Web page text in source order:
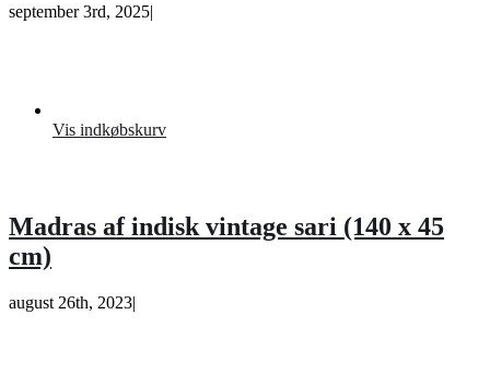
september 3rd, 2025|
Vis indkøbskurv
Madras af indisk vintage sari (140 x 45
cm)
august 26th, 2023|